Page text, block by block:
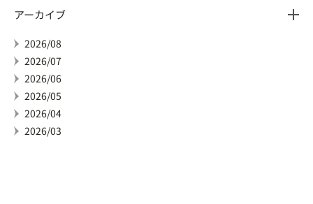
アーカイブ
2026/08
2026/07
2026/06
2026/05
2026/04
2026/03